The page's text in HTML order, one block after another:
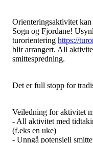
Orienteringsaktivitet
Sogn og Fjordane!
turorientering https://
blir arrangert. All
smittespredning.
Det er full stopp for
Veiledning for aktivitet
- All aktivitet med
(f.eks en uke)
- Unngå potensiell